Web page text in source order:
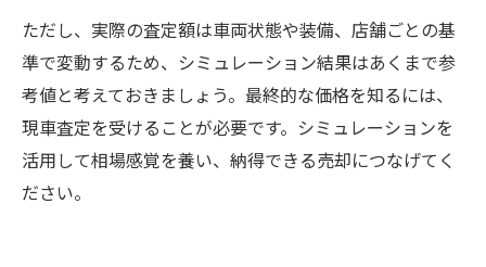
ただし、実際の査定額は車両状態や装備、店舗ごとの基
準で変動するため、シミュレーション結果はあくまで参
考値と考えておきましょう。最終的な価格を知るには、
現車査定を受けることが必要です。シミュレーションを
活用して相場感覚を養い、納得できる売却につなげてく
ださい。